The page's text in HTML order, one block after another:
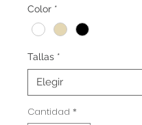
Color *
Tallas *
Cantidad *